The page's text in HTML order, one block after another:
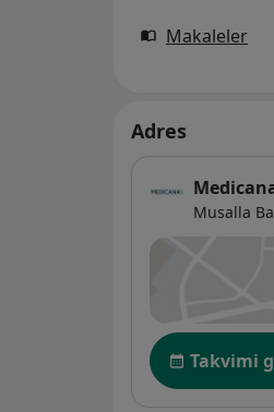
Makaleler
Adres
Musalla
Uygunluk
Takvimi